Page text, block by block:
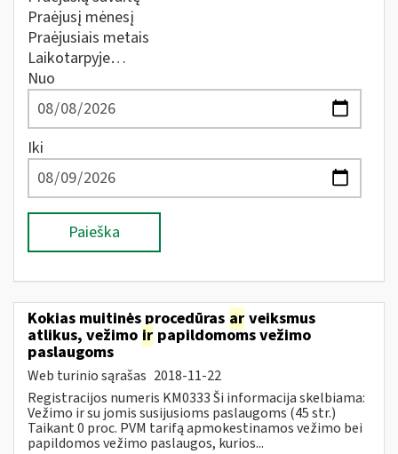
Praėjusį mėnesį
Praėjusiais metais
Laikotarpyje…
Nuo
Iki
Paieška
Kokias muitinės procedūras ar veiksmus
atlikus, vežimo ir papildomoms vežimo
paslaugoms
Web turinio sąrašas 2018-11-22
Registracijos numeris KM0333 Ši informacija skelbiama:
Vežimo ir su jomis susijusioms paslaugoms (45 str.)
Taikant 0 proc. PVM tarifą apmokestinamos vežimo bei
papildomos vežimo paslaugos, kurios...